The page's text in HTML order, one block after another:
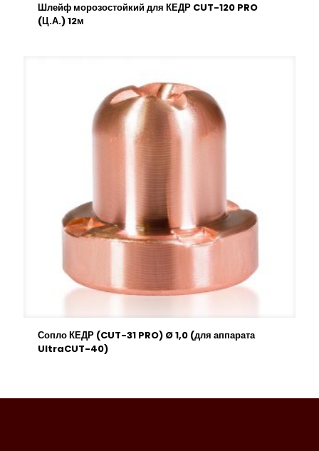
Шлейф морозостойкий для КЕДР CUT-120 PRO
(Ц.А.) 12м
Сопло КЕДР (CUT-31 PRO) Ø 1,0 (для аппарата
UltraCUT-40)